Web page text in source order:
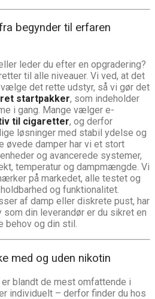
begynder til erfaren
leder du efter en opgradering?
til alle niveauer. Vi ved, at det
det rette udstyr, så vi gør det
startpakker, som indeholder
i gang. Mange vælger e-
til cigaretter, og derfor
løsninger med stabil ydelse og
øvede damper har vi et stort
og avancerede systemer,
temperatur og dampmængde. Vi
på markedet, alle testet og
og funktionalitet.
af damp eller diskrete pust, har
din leverandør er du sikret en
behov og din stil.
med og uden nikotin
blandt de mest omfattende i
individuelt – derfor finder du hos